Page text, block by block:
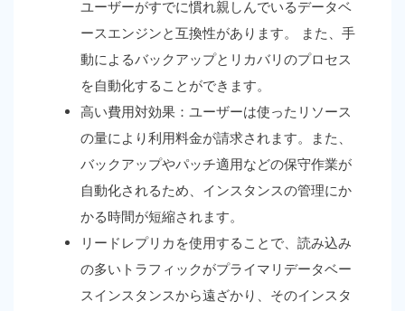
ユーザーがすでに慣れ親しんでいるデータベ
ースエンジンと互換性があります。 また、手
動によるバックアップとリカバリのプロセス
を自動化することができます。
高い費用対効果：ユーザーは使ったリソース
の量により利用料金が請求されます。また、
バックアップやパッチ適用などの保守作業が
自動化されるため、インスタンスの管理にか
かる時間が短縮されます。
リードレプリカを使用することで、読み込み
の多いトラフィックがプライマリデータベー
スインスタンスから遠ざかり、そのインスタ